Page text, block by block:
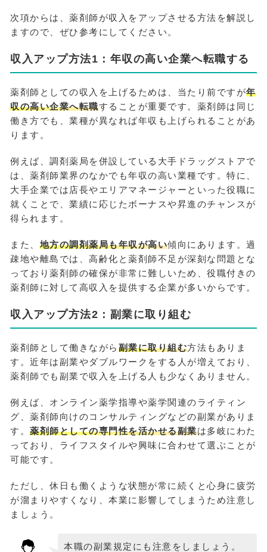
次項からは、薬剤師が収入をアップさせる方法を解説し
ますので、ぜひ参考にしてください。
収入アップ方法1：年収の高い企業へ転職する
薬剤師としての収入を上げるためは、当たり前ですが年
収の高い企業へ転職することが重要です。薬剤師は同じ
働き方でも、業種が異なれば年収も上げられることがあ
ります。
例えば、調剤薬局を併設している大手ドラッグストアで
は、薬剤師業界のなかでも年収の高い業種です。特に、
大手企業では店長やエリアマネージャーといった役職に
就くことで、業績に応じたボーナスや昇進のチャンスが
得られます。
また、 地方の調剤薬局も年収が高い傾向にあります。過
疎地や離島では、高齢化と薬剤師不足が深刻な問題とな
っており薬剤師の確保が非常に難しいため、役職付きの
薬剤師に対して高収入を提供する企業が多いからです。
収入アップ方法2：副業に取り組む
薬剤師として働きながら 副業に取り組む方法もありま
す。近年は副業やダブルワークをする人が増えており、
薬剤師でも副業で収入を上げる人も少なくありません。
例えば、オンライン薬学指導や薬学関連のライティン
グ、薬剤師向けのコンサルティングなどの副業がありま
す。薬剤師としての専門性を活かせる副業は多岐にわた
っており、ライフスタイルや興味に合わせて選ぶことが
可能です。
ただし、休日も働くような状態が常に続くと心身に疲労
が溜まりやすくなり、本業に影響してしまうため注意し
ましょう。
本職の副業規定にも注意をしましょう。